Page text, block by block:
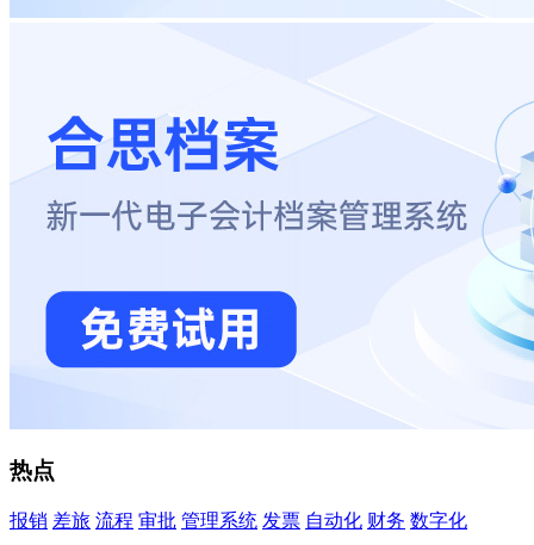
热点
报销 差旅 流程 审批 管理系统 发票 自动化 财务 数字化